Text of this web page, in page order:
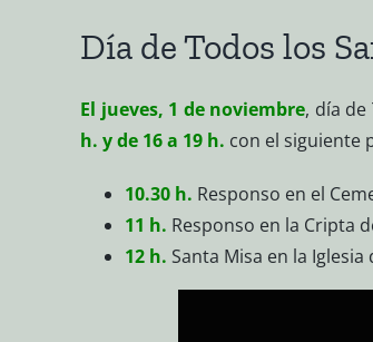
Día de Todos los
El jueves, 1 de noviembre, día
h. y de 16 a 19 h. con el siguiente
10.30 h. Responso en el
11 h. Responso en la Cripta
12 h. Santa Misa en la